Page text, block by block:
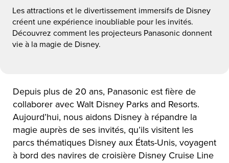
Les attractions et le divertissement immersifs de Disney
créent une expérience inoubliable pour les invités.
Découvrez comment les projecteurs Panasonic donnent
vie à la magie de Disney.
Depuis plus de 20 ans, Panasonic est fière de
collaborer avec Walt Disney Parks and Resorts.
Aujourd’hui, nous aidons Disney à répandre la
magie auprès de ses invités, qu’ils visitent les
parcs thématiques Disney aux États-Unis, voyagent
à bord des navires de croisière Disney Cruise Line